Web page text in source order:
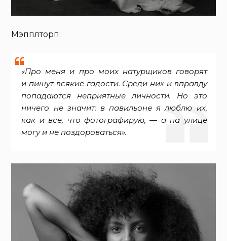
Мэпплторп:
«Про меня и про моих натурщиков говорят
и пишут всякие гадости. Среди них и вправду
попадаются неприятные личности. Но это
ничего не значит: в павильоне я люблю их,
как и все, что фотографирую, — а на улице
могу и не поздороваться».